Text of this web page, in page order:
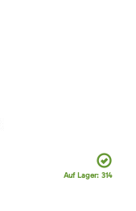
Auf Lager: 314